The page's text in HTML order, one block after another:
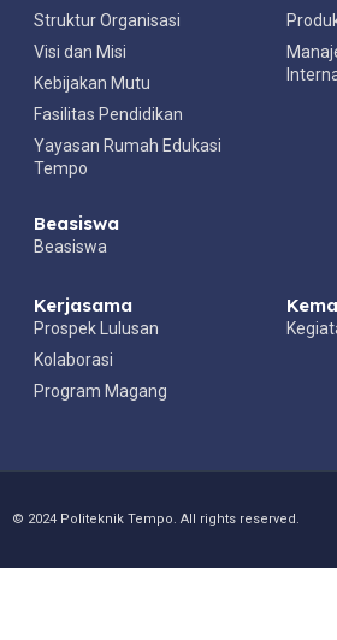
Struktur Organisasi
Visi dan Misi
Kebijakan Mutu
Fasilitas Pendidikan
Yayasan Rumah Edukasi
Tempo
Beasiswa
Beasiswa
Kerjasama
Prospek Lulusan
Kolaborasi
Program Magang
© 2024 Politeknik Tempo. All rights reserved.